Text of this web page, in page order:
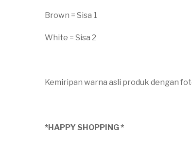
Brown = Sisa 1
White = Sisa 2
Kemiripan warna asli produk dengan
*HAPPY SHOPPING *